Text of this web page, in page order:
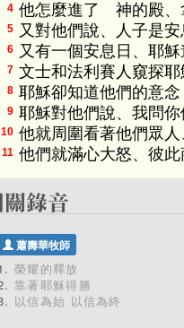
4 他怎麼進了 神的殿、
5 又對他們說、人子是安
6 又有一個安息日、耶
7 文士和法利賽人窺探
8 耶穌卻知道他們的意
9 耶穌對他們說、我問
10 他就周圍看著他們眾
11 他們就滿心大怒、彼此
蕭壽華牧師
榮耀的釋放
靠著耶穌得勝
以信為始 以信為終